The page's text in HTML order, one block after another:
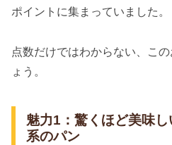
ポイントに集まっていました。
点数だけではわからない、こ
ょう。
魅力1：驚くほど美味
系のパン